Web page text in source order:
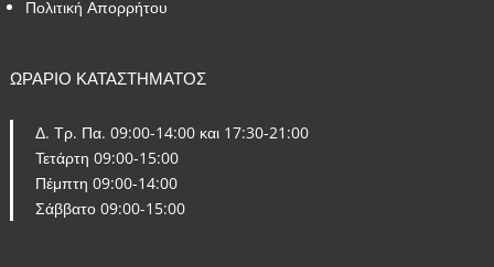
Πολιτική Απορρήτου
ΩΡΑΡΙΟ ΚΑΤΑΣΤΗΜΑΤΟΣ
Δ. Τρ. Πα. 09:00-14:00 και 17:30-21:00
Τετάρτη 09:00-15:00
Πέμπτη 09:00-14:00
Σάββατο 09:00-15:00